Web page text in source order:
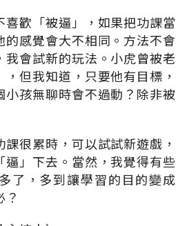
喜歡「被逼」，如果把功課當
的感覺會大不相同。方法不會
會試新的玩法。小虎曾被老
但我知道，只要他有目標，
小孩無聊時會不過動？除非被
很累時，可以試試新遊戲，
逼」下去。當然，我覺得有些
了，多到讓學習的目的變成
？